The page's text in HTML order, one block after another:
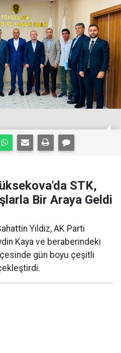
STK,
Bir Araya Geldi
Yıldız, AK Parti
Kaya ve beraberindeki
gün boyu çeşitli